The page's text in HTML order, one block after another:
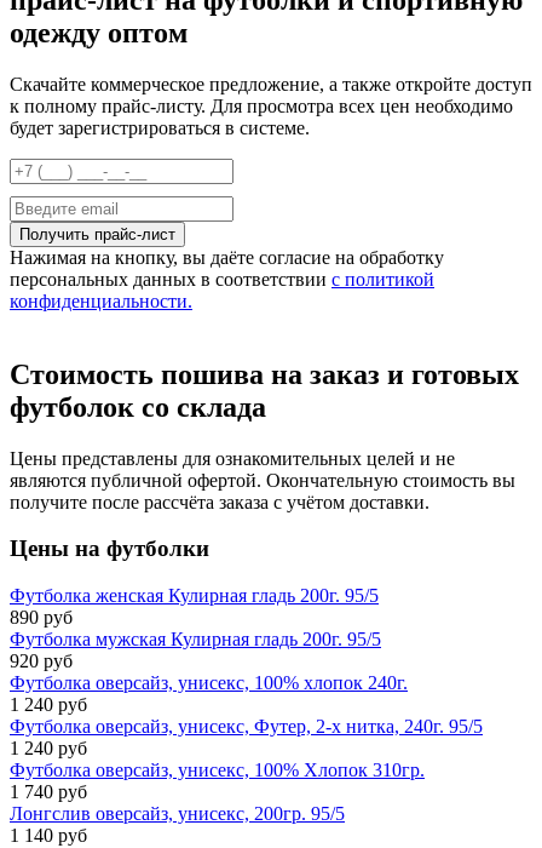
одежду оптом
Скачайте коммерческое предложение, а также откройте доступ
к полному прайс-листу. Для просмотра всех цен необходимо
будет зарегистрироваться в системе.
Нажимая на кнопку, вы даёте согласие на обработку
персональных данных в соответствии с политикой
конфиденциальности.
Стоимость пошива на заказ и готовых
футболок со склада
Цены представлены для ознакомительных целей и не
являются публичной офертой. Окончательную стоимость вы
получите после рассчёта заказа с учётом доставки.
Цены на футболки
Футболка женская Кулирная гладь 200г. 95/5
890 руб
Футболка мужская Кулирная гладь 200г. 95/5
920 руб
Футболка оверсайз, унисекс, 100% хлопок 240г.
1 240 руб
Футболка оверсайз, унисекс, Футер, 2-х нитка, 240г. 95/5
1 240 руб
Футболка оверсайз, унисекс, 100% Хлопок 310гр.
1 740 руб
Лонгслив оверсайз, унисекс, 200гр. 95/5
1 140 руб